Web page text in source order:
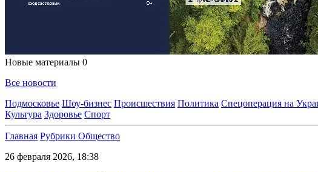
Новые материалы 0
Все новости
Подмосковье Шоу-бизнес Происшествия Политика Спецоперация на
Культура Здоровье Спорт
Главная Рубрики Общество
26 февраля 2026, 18:38